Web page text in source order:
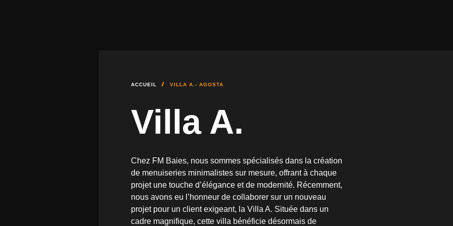
ACCUEIL VILLA A.- AGOSTA
Villa A.
Chez FM Baies, nous sommes spécialisés dans la création
de menuiseries minimalistes sur mesure, offrant à chaque
projet une touche d’élégance et de modernité. Récemment,
nous avons eu l’honneur de collaborer sur un nouveau
projet pour un client exigeant, la Villa A. Située dans un
cadre magnifique, cette villa bénéficie désormais de